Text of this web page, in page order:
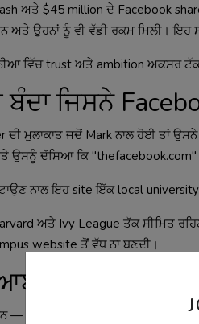
ਅਤੇ $45 million ਦੇ Facebook
ਅਤੇ ਉਹਨਾਂ ਨੂੰ ਵੀ ਵੱਡੀ ਰਕਮ ਮਿਲੀ। ਇਹ
ਵਿੱਚ trust ਅਤੇ ambition ਅਕਸਰ
ਬੰਦਾ ਜਿਸਨੇ
ਦੀ ਮੁਲਾਕਾਤ ਜਦੋਂ Mark ਨਾਲ ਹੋਈ ਤਾਂ
ਦੱਸਿਆ ਕਿ "thefacebook.com"
ਨਾਲ ਇਹ site ਇੱਕ local
ਅਤੇ Ivy League ਤੱਕ ਸੀਮਿਤ
website ਤੋਂ ਵੱਧ ਨਾ ਬਣਦੀ।
ਅਸਲ ਵਿੱਚ
execution ਦਾ ਇੱਕੋ।